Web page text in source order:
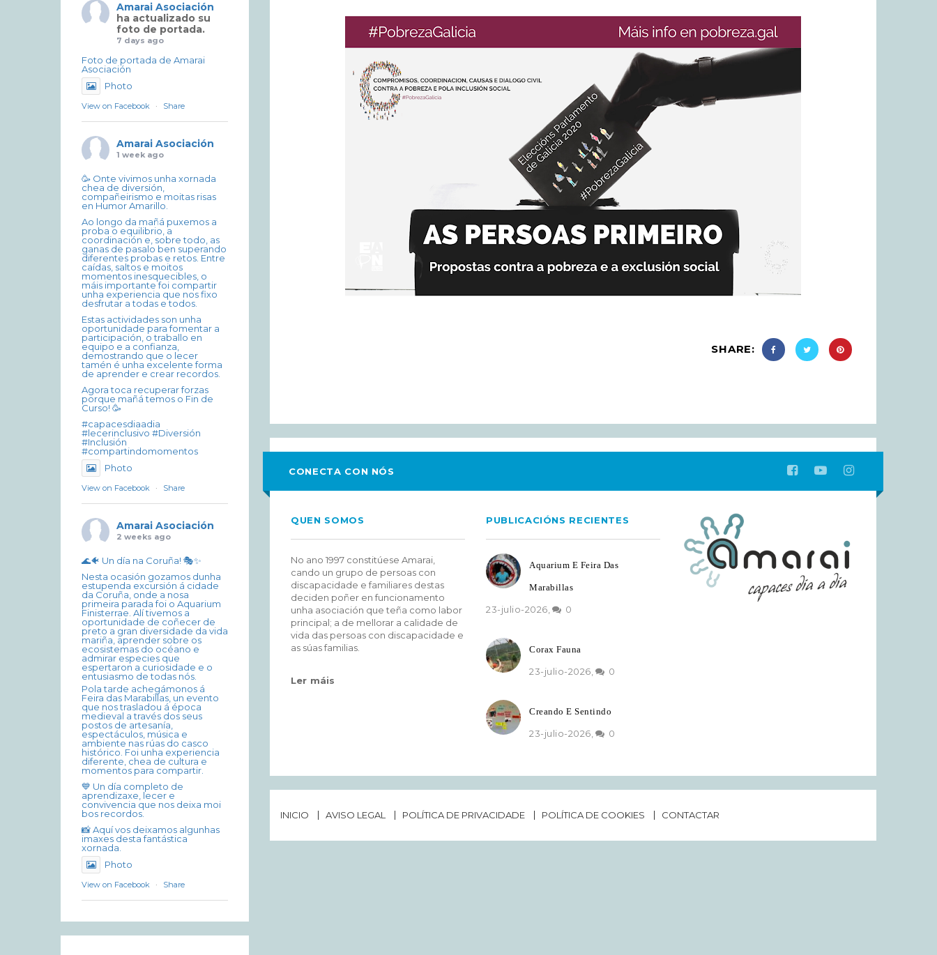
Amarai Asociación
ha actualizado su
foto de portada.
7 days ago
Foto de portada de Amarai
Asociación
Photo
View on Facebook · Share
Amarai Asociación
1 week ago
🥳 Onte vivimos unha xornada
chea de diversión,
compañeirismo e moitas risas
en Humor Amarillo.
Ao longo da mañá puxemos a
proba o equilibrio, a
coordinación e, sobre todo, as
ganas de pasalo ben superando
diferentes probas e retos. Entre
caídas, saltos e moitos
momentos inesquecibles, o
máis importante foi compartir
unha experiencia que nos fixo
desfrutar a todas e todos.
Estas actividades son unha
oportunidade para fomentar a
participación, o traballo en
equipo e a confianza,
demostrando que o lecer
tamén é unha excelente forma
de aprender e crear recordos.
Agora toca recuperar forzas
porque mañá temos o Fin de
Curso! 🥳
#capacesdiaadia
#lecerinclusivo #Diversión
#Inclusión
#compartindomomentos
Photo
View on Facebook · Share
Amarai Asociación
2 weeks ago
🌊🐠 Un día na Coruña! 🎭✨
Nesta ocasión gozamos dunha
estupenda excursión á cidade
da Coruña, onde a nosa
primeira parada foi o Aquarium
Finisterrae. Alí tivemos a
oportunidade de coñecer de
preto a gran diversidade da vida
mariña, aprender sobre os
ecosistemas do océano e
admirar especies que
espertaron a curiosidade e o
entusiasmo de todas nós.
Pola tarde achegámonos á
Feira das Marabillas, un evento
que nos trasladou á época
medieval a través dos seus
postos de artesanía,
espectáculos, música e
ambiente nas rúas do casco
histórico. Foi unha experiencia
diferente, chea de cultura e
momentos para compartir.
💙 Un día completo de
aprendizaxe, lecer e
convivencia que nos deixa moi
bos recordos.
📸 Aquí vos deixamos algunhas
imaxes desta fantástica
xornada.
Photo
View on Facebook · Share
SHARE:
CONECTA CON NÓS
QUEN SOMOS
No ano 1997 constitúese Amarai,
cando un grupo de persoas con
discapacidade e familiares destas
deciden poñer en funcionamento
unha asociación que teña como labor
principal; a de mellorar a calidade de
vida das persoas con discapacidade e
as súas familias.
Ler máis
PUBLICACIÓNS RECIENTES
Aquarium E Feira Das
Marabillas
23-julio-2026, 0
Corax Fauna
23-julio-2026, 0
Creando E Sentindo
23-julio-2026, 0
INICIO AVISO LEGAL POLÍTICA DE PRIVACIDADE POLÍTICA DE COOKIES CONTACTAR